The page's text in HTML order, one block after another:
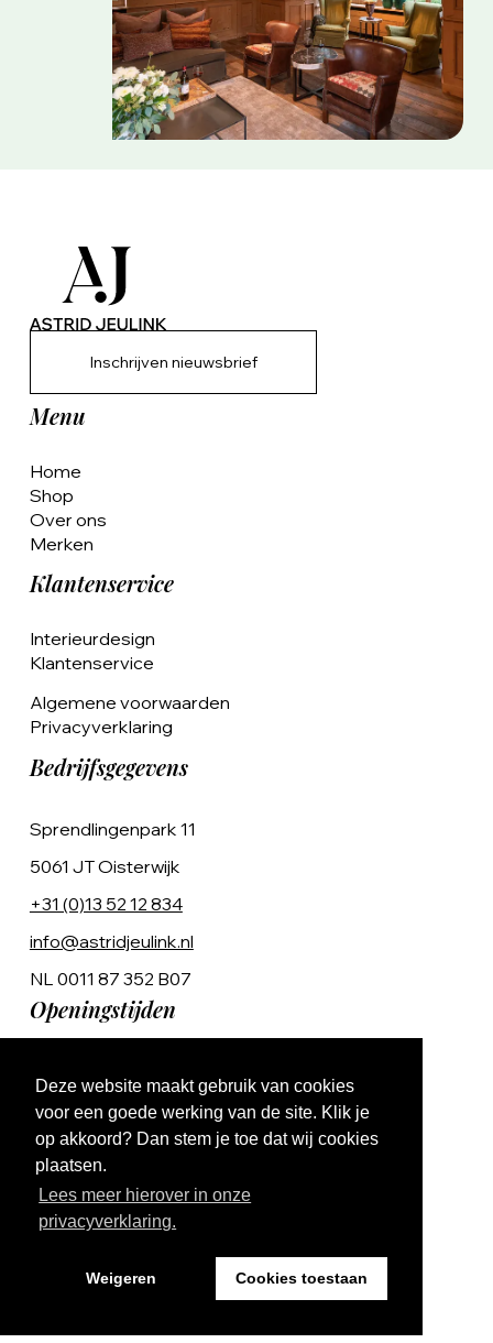
Deze website maakt gebruik van cookies
voor een goede werking van de site. Klik je
op akkoord? Dan stem je toe dat wij cookies
plaatsen.
Lees meer hierover in onze
privacyverklaring.
Weigeren Cookies toestaan
Inschrijven nieuwsbrief
Menu
Home
Shop
Over ons
Merken
Klantenservice
Interieurdesign
Klantenservice
Algemene voorwaarden
Privacyverklaring
Bedrijfsgegevens
Sprendlingenpark 11
5061 JT Oisterwijk
+31 (0)13 52 12 834
info@astridjeulink.nl
NL 0011 87 352 B07
Openingstijden
Ma t/m Vr 9:00 - 17:00
Website by The Cre8ion.Lab